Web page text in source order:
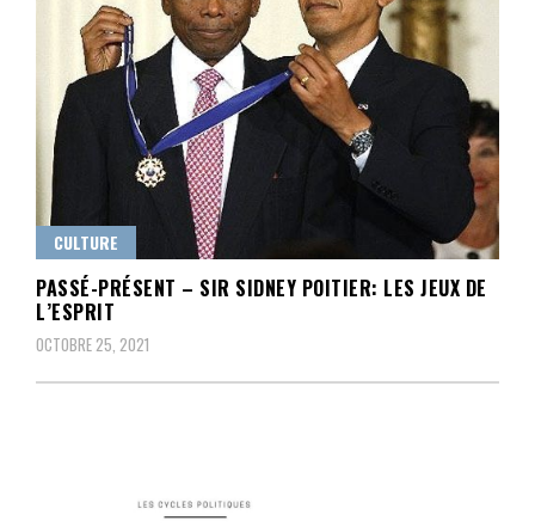
CULTURE
PASSÉ-PRÉSENT – SIR SIDNEY POITIER: LES JEUX DE
L’ESPRIT
OCTOBRE 25, 2021